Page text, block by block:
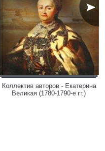
Коллектив авторов - Екатерина
Великая (1780-1790-е гг.)